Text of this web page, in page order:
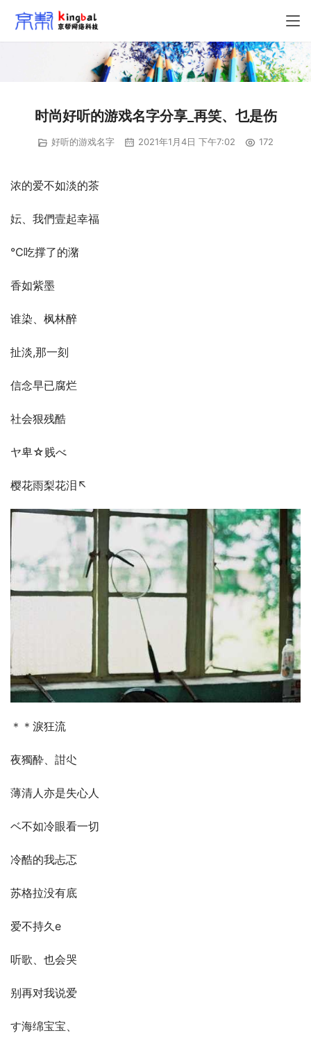
时尚好听的游戏名字分享_再笑、乜是伤
好听的游戏名字 2021年1月4日 下午7:02 172
浓的爱不如淡的茶
妘、我們壹起幸福
℃吃撑了的潴
香如紫墨
谁染、枫林醉
扯淡,那一刻
信念早已腐烂
社会狠残酷
ヤ卑☆贱べ
樱花雨梨花泪↖
＊＊淚狂流
夜獨酔、詌尐
薄清人亦是失心人
ベ不如冷眼看一切
冷酷的我忐忑
苏格拉没有底
爱不持久e
听歌、也会哭
别再对我说爱
す海绵宝宝、